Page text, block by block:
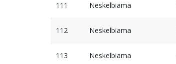
111 Neskelbiama
112 Neskelbiama
113 Neskelbiama